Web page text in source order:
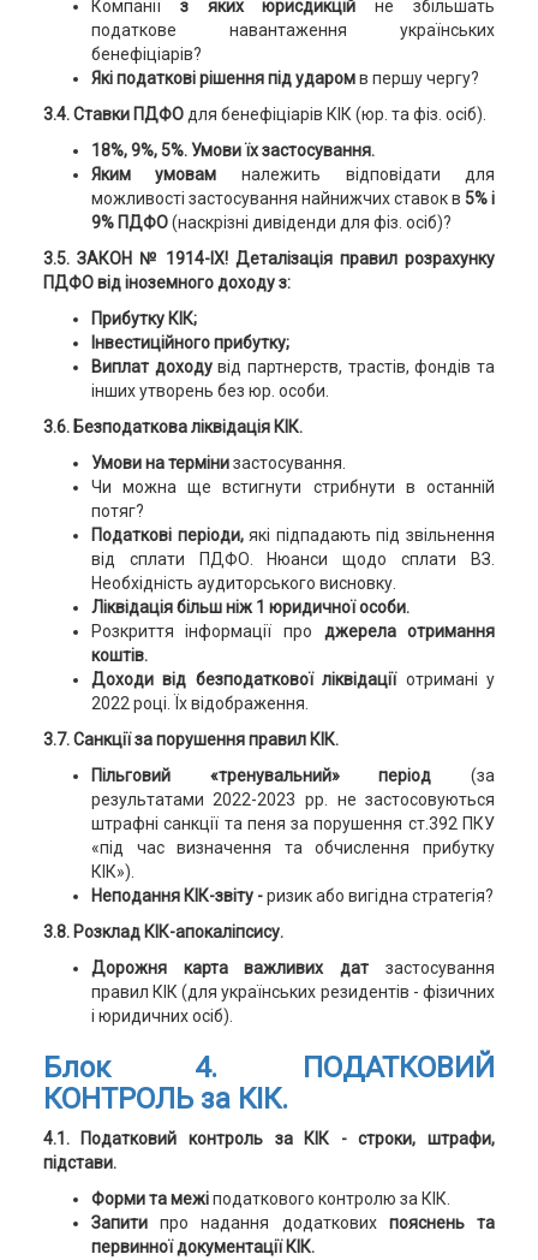
Компаніїз яких юрисдикційне збільшать
податкове навантаження українських
бенефіціарів?
Які податкові рішення під ударомв першу чергу?
3.4. Ставки ПДФОдля бенефіціарів КІК (юр. та фіз. осіб).
18%, 9%, 5%. Умови їх застосування.
Яким умовам належить відповідати для
можливості застосування найнижчих ставок в 5% і
9% ПДФО(наскрізні дивіденди для фіз. осіб)?
3.5. ЗАКОН № 1914-ІХ! Деталізація правил розрахунку
ПДФО від іноземного доходу з:
Прибутку КІК;
Інвестиційного прибутку;
Виплат доходувід партнерств, трастів, фондів та
інших утворень без юр. особи.
3.6. Безподаткова ліквідація КІК.
Умови на термінизастосування.
Чи можна ще встигнути стрибнути в останній
потяг?
Податкові періоди,які підпадають під звільнення
від сплати ПДФО. Нюанси щодо сплати ВЗ.
Необхідність аудиторського висновку.
Ліквідація більш ніж 1 юридичної особи.
Розкриття інформації про джерела отримання
коштів.
Доходи від безподаткової ліквідаціїотримані у
2022 році. Їх відображення.
3.7. Санкції за порушення правил КІК.
Пільговий «тренувальний» період (за
результатами 2022-2023 рр. не застосовуються
штрафні санкції та пеня за порушення ст.392 ПКУ
«під час визначення та обчислення прибутку
КІК»).
Неподання КІК-звіту -ризик або вигідна стратегія?
3.8. Розклад КІК-апокаліпсису.
Дорожня карта важливих датзастосування
правил КІК (для українських резидентів - фізичних
і юридичних осіб).
Блок 4. ПОДАТКОВИЙ
КОНТРОЛЬ за КІК.
4.1. Податковий контроль за КІК - строки, штрафи,
підстави.
Форми та межіподаткового контролю за КІК.
Запитипро надання додаткових пояснень та
первинної документації КІК.